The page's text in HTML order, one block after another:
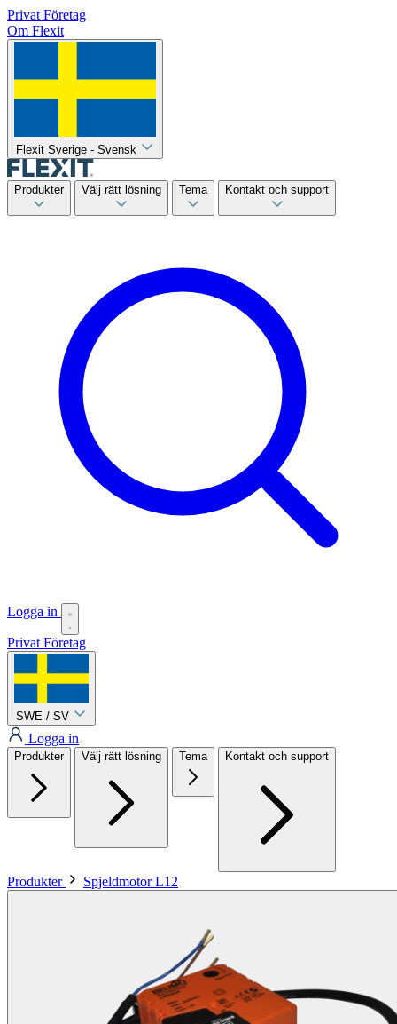
Privat Företag
Om Flexit
Flexit Sverige - Svensk
Produkter Välj rätt lösning Tema Kontakt och support
Logga in
Privat Företag
SWE / SV
Logga in
Produkter Välj rätt lösning Tema Kontakt och support
Produkter Spjeldmotor L12